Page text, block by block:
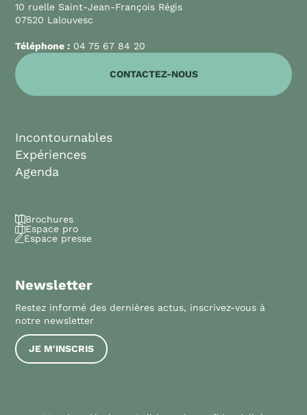
10 ruelle Saint-Jean-François Régis
07520 Lalouvesc
Téléphone : 04 75 67 84 20
CONTACTEZ-NOUS
Incontournables
Expériences
Agenda
Brochures
Espace pro
Espace presse
Newsletter
Restez informé des dernières actus, inscrivez-vous à
notre newsletter
JE M'INSCRIS